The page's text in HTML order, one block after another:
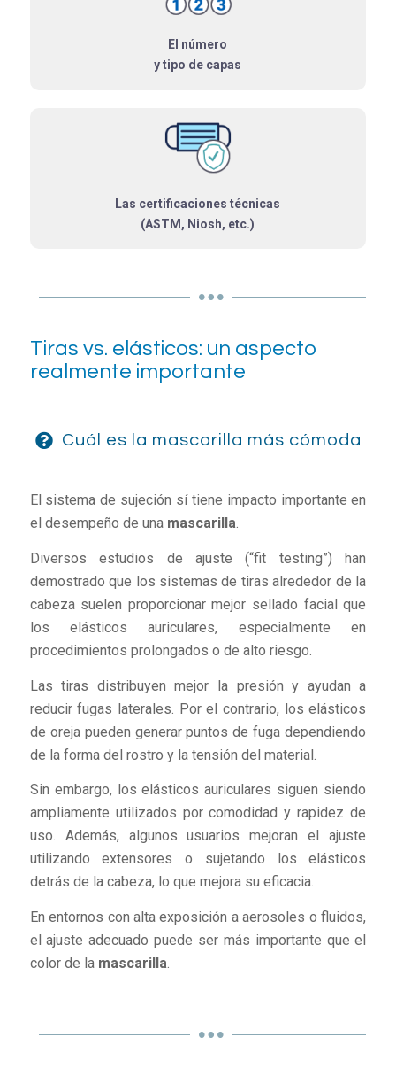
El número
y tipo de capas
Las certificaciones técnicas
(ASTM, Niosh, etc.)
Tiras vs. elásticos: un aspecto
realmente importante
Cuál es la mascarilla más cómoda
El sistema de sujeción sí tiene impacto importante en
el desempeño de una mascarilla.
Diversos estudios de ajuste (“fit testing”) han
demostrado que los sistemas de tiras alrededor de la
cabeza suelen proporcionar mejor sellado facial que
los elásticos auriculares, especialmente en
procedimientos prolongados o de alto riesgo.
Las tiras distribuyen mejor la presión y ayudan a
reducir fugas laterales. Por el contrario, los elásticos
de oreja pueden generar puntos de fuga dependiendo
de la forma del rostro y la tensión del material.
Sin embargo, los elásticos auriculares siguen siendo
ampliamente utilizados por comodidad y rapidez de
uso. Además, algunos usuarios mejoran el ajuste
utilizando extensores o sujetando los elásticos
detrás de la cabeza, lo que mejora su eficacia.
En entornos con alta exposición a aerosoles o fluidos,
el ajuste adecuado puede ser más importante que el
color de la mascarilla.